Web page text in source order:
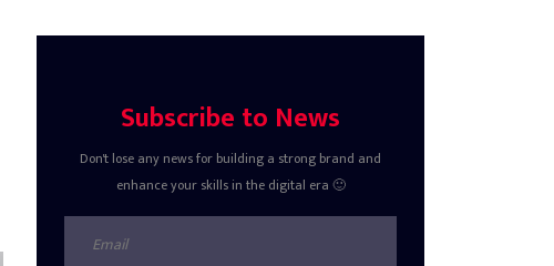
Subscribe to News
Don't lose any news for building a strong brand and
enhance your skills in the digital era 🙂